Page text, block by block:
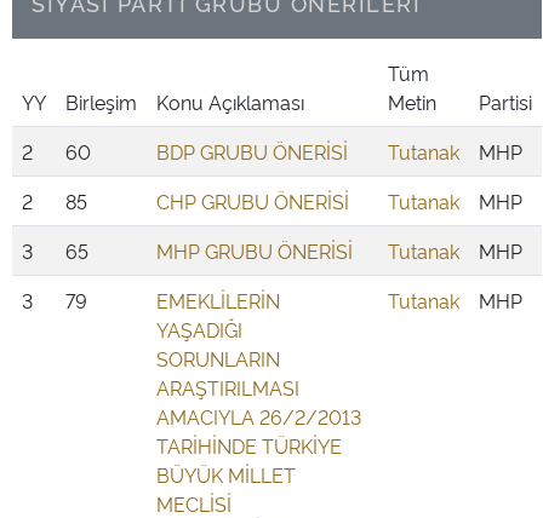
YY Birleşim Konu Açıklaması
Tüm
Metin
Partisi
2
60 BDP GRUBU ÖNERİSİ Tutanak
MHP
2
85 CHP GRUBU ÖNERİSİ Tutanak
MHP
3
65 MHP GRUBU ÖNERİSİ Tutanak
MHP
3
79
EMEKLİLERİN
YAŞADIĞI
SORUNLARIN
ARAŞTIRILMASI
AMACIYLA 26/2/2013
TARİHİNDE TÜRKİYE
BÜYÜK MİLLET
MECLİSİ
Tutanak MHP